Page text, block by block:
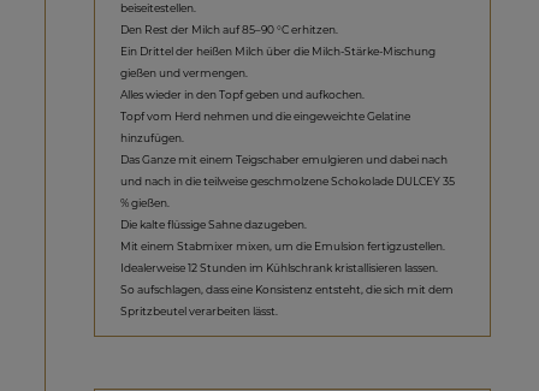
beiseitestellen.
Den Rest der Milch auf 85–90 °C erhitzen.
Ein Drittel der heißen Milch über die Milch-Stärke-Mischung
gießen und vermengen.
Alles wieder in den Topf geben und aufkochen.
Topf vom Herd nehmen und die eingeweichte Gelatine
hinzufügen.
Das Ganze mit einem Teigschaber emulgieren und dabei nach
und nach in die teilweise geschmolzene Schokolade DULCEY 35
% gießen.
Die kalte flüssige Sahne dazugeben.
Mit einem Stabmixer mixen, um die Emulsion fertigzustellen.
Idealerweise 12 Stunden im Kühlschrank kristallisieren lassen.
So aufschlagen, dass eine Konsistenz entsteht, die sich mit dem
Spritzbeutel verarbeiten lässt.